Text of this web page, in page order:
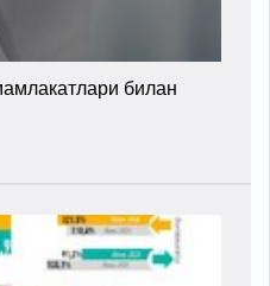
билан